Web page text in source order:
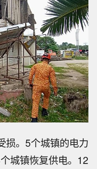
损。5个城镇的电力
城镇恢复供电。12